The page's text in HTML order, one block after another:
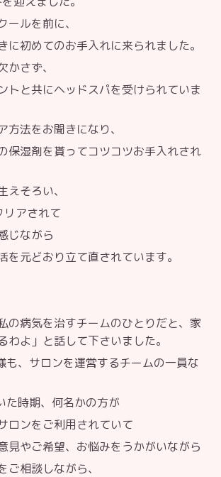
ールを前に、
に初めてのお手入れに来られました。
かさず、
トと共にヘッドスパを受けられていま
方法をお聞きになり、
保湿剤を貰ってコツコツお手入れされ
えそろい、
アされて
じながら
を元どおり立て直されています。
の病気を治すチームのひとりだと、家
わよ」と話して下さいました。
も、サロンを運営するチームの一員な
た時期、何名かの方が
ロンをご利用されていて
見やご希望、お悩みをうかがいながら
ご相談しながら、